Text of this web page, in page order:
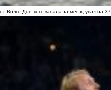
Волго-Донского канала за месяц упал на